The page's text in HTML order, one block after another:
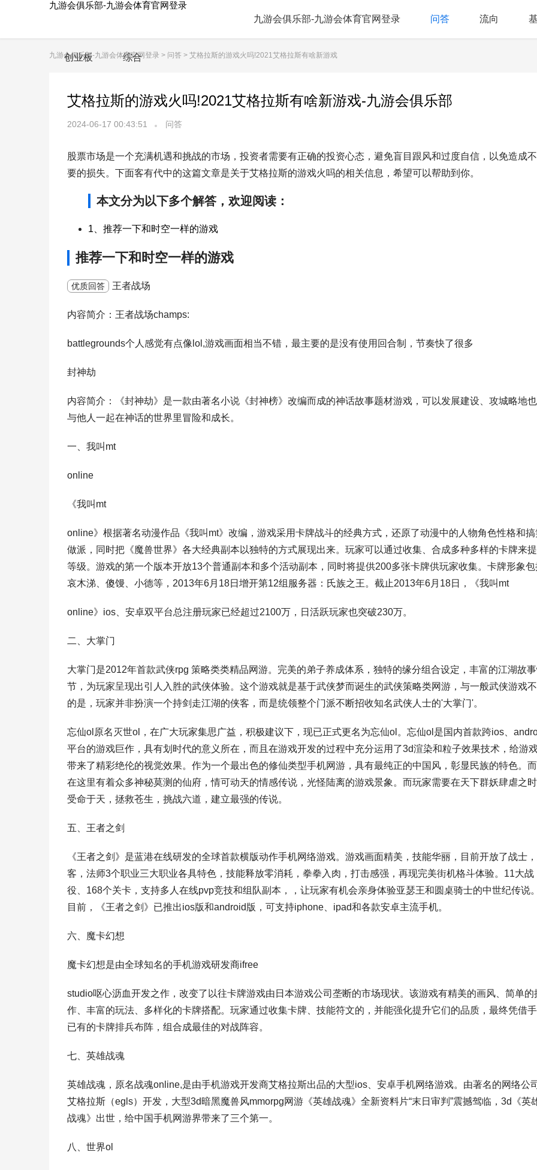
九游会俱乐部-九游会体育官网登录
九游会俱乐部-九游会体育官网登录
问答 流向
创业板 综合
九游会俱乐部-九游会体育官网登录 > 问答 > 艾格拉斯的游戏火吗!2021艾格拉斯有啥新游戏
艾格拉斯的游戏火吗!2021艾格拉斯有啥新游戏-九游会俱乐部
2024-06-17 00:43:51 问答
股票市场是一个充满机遇和挑战的市场，投资者需要有正确的投资心态，避免盲目跟风和过度自信，以免造成
要的损失。下面客有代中的这篇文章是关于艾格拉斯的游戏火吗的相关信息，希望可以帮助到你。
本文分为以下多个解答，欢迎阅读：
1、推荐一下和时空一样的游戏
推荐一下和时空一样的游戏
优质回答 王者战场
内容简介：王者战场champs:
battlegrounds个人感觉有点像lol,游戏画面相当不错，最主要的是没有使用回合制，节奏快了很多
封神劫
内容简介：《封神劫》是一款由著名小说《封神榜》改编而成的神话故事题材游戏，可以发展建设、攻城略地
与他人一起在神话的世界里冒险和成长。
一、我叫mt
online
《我叫mt
online》根据著名动漫作品《我叫mt》改编，游戏采用卡牌战斗的经典方式，还原了动漫中的人物角色性格和搞
做派，同时把《魔兽世界》各大经典副本以独特的方式展现出来。玩家可以通过收集、合成多种多样的卡牌来
等级。游戏的第一个版本开放13个普通副本和多个活动副本，同时将提供200多张卡牌供玩家收集。卡牌形象包
哀木涕、傻馒、小德等，2013年6月18日增开第12组服务器：氏族之王。截止2013年6月18日，《我叫mt
online》ios、安卓双平台总注册玩家已经超过2100万，日活跃玩家也突破230万。
二、大掌门
大掌门是2012年首款武侠rpg 策略类类精品网游。完美的弟子养成体系，独特的缘分组合设定，丰富的江湖故
节，为玩家呈现出引人入胜的武侠体验。这个游戏就是基于武侠梦而诞生的武侠策略类网游，与一般武侠游戏不
的是，玩家并非扮演一个持剑走江湖的侠客，而是统领整个门派不断招收知名武侠人士的'大掌门'。
忘仙ol原名灭世ol，在广大玩家集思广益，积极建议下，现已正式更名为忘仙ol。忘仙ol是国内首款跨ios、
平台的游戏巨作，具有划时代的意义所在，而且在游戏开发的过程中充分运用了3d渲染和粒子效果技术，给游
带来了精彩绝伦的视觉效果。作为一个最出色的修仙类型手机网游，具有最纯正的中国风，彰显民族的特色。而
在这里有着众多神秘莫测的仙府，情可动天的情感传说，光怪陆离的游戏景象。而玩家需要在天下群妖肆虐之时
受命于天，拯救苍生，挑战六道，建立最强的传说。
五、王者之剑
《王者之剑》是蓝港在线研发的全球首款横版动作手机网络游戏。游戏画面精美，技能华丽，目前开放了战士
客，法师3个职业三大职业各具特色，技能释放零消耗，拳拳入肉，打击感强，再现完美街机格斗体验。11大战
役、168个关卡，支持多人在线pvp竞技和组队副本，，让玩家有机会亲身体验亚瑟王和圆桌骑士的中世纪传说。
目前，《王者之剑》已推出ios版和android版，可支持iphone、ipad和各款安卓主流手机。
六、魔卡幻想
魔卡幻想是由全球知名的手机游戏研发商ifree
studio呕心沥血开发之作，改变了以往卡牌游戏由日本游戏公司垄断的市场现状。该游戏有精美的画风、简单的
作、丰富的玩法、多样化的卡牌搭配。玩家通过收集卡牌、技能符文的，并能强化提升它们的品质，最终凭借
已有的卡牌排兵布阵，组合成最佳的对战阵容。
七、英雄战魂
英雄战魂，原名战魂online,是由手机游戏开发商艾格拉斯出品的大型ios、安卓手机网络游戏。由著名的网络公司
艾格拉斯（egls）开发，大型3d暗黑魔兽风mmorpg网游《英雄战魂》全新资料片“末日审判”震撼驾临，3d《英
战魂》出世，给中国手机网游界带来了三个第一。
八、世界ol